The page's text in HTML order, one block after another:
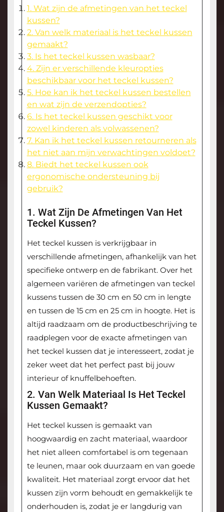
1. Wat zijn de afmetingen van het teckel
kussen?
2. Van welk materiaal is het teckel kussen
gemaakt?
3. Is het teckel kussen wasbaar?
4. Zijn er verschillende kleuropties
beschikbaar voor het teckel kussen?
5. Hoe kan ik het teckel kussen bestellen
en wat zijn de verzendopties?
6. Is het teckel kussen geschikt voor
zowel kinderen als volwassenen?
7. Kan ik het teckel kussen retourneren als
het niet aan mijn verwachtingen voldoet?
8. Biedt het teckel kussen ook
ergonomische ondersteuning bij
gebruik?
1. Wat Zijn De Afmetingen Van Het
Teckel Kussen?
Het teckel kussen is verkrijgbaar in
verschillende afmetingen, afhankelijk van het
specifieke ontwerp en de fabrikant. Over het
algemeen variëren de afmetingen van teckel
kussens tussen de 30 cm en 50 cm in lengte
en tussen de 15 cm en 25 cm in hoogte. Het is
altijd raadzaam om de productbeschrijving te
raadplegen voor de exacte afmetingen van
het teckel kussen dat je interesseert, zodat je
zeker weet dat het perfect past bij jouw
interieur of knuffelbehoeften.
2. Van Welk Materiaal Is Het Teckel
Kussen Gemaakt?
Het teckel kussen is gemaakt van
hoogwaardig en zacht materiaal, waardoor
het niet alleen comfortabel is om tegenaan
te leunen, maar ook duurzaam en van goede
kwaliteit. Het materiaal zorgt ervoor dat het
kussen zijn vorm behoudt en gemakkelijk te
onderhouden is, zodat je er langdurig van